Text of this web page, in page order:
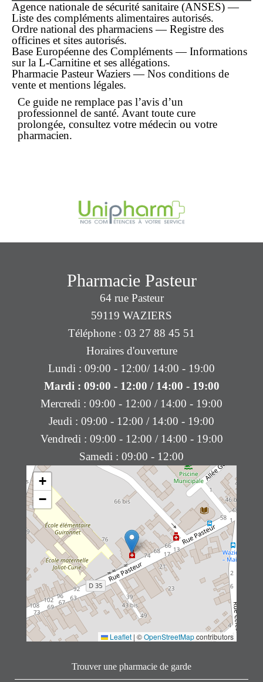
Agence nationale de sécurité sanitaire (ANSES) —
Liste des compléments alimentaires autorisés.
Ordre national des pharmaciens — Registre des
officines et sites autorisés.
Base Européenne des Compléments — Informations
sur la L-Carnitine et ses allégations.
Pharmacie Pasteur Waziers — Nos conditions de
vente et mentions légales.
Ce guide ne remplace pas l’avis d’un
professionnel de santé. Avant toute cure
prolongée, consultez votre médecin ou votre
pharmacien.
+
−
Leaflet | ©OpenStreetMapcontributors
Trouver une pharmacie de garde
Pharmacie Pasteur
64 rue Pasteur
59119 WAZIERS
Téléphone : 03 27 88 45 51
Horaires d'ouverture
Lundi : 09:00 - 12:00/ 14:00 - 19:00
Mardi : 09:00 - 12:00 / 14:00 - 19:00
Mercredi : 09:00 - 12:00 / 14:00 - 19:00
Jeudi : 09:00 - 12:00 / 14:00 - 19:00
Vendredi : 09:00 - 12:00 / 14:00 - 19:00
Samedi : 09:00 - 12:00